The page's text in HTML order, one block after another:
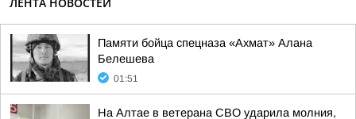
Памяти бойца спецназа «Ахмат» Алана
Белешева
01:51
На Алтае в ветерана СВО ударила молния,